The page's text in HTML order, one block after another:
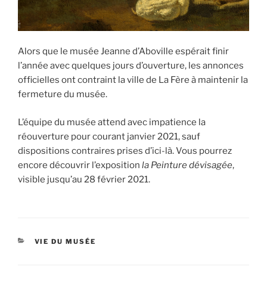
Alors que le musée Jeanne d’Aboville espérait finir
l’année avec quelques jours d’ouverture, les annonces
officielles ont contraint la ville de La Fère à maintenir la
fermeture du musée.
L’équipe du musée attend avec impatience la
réouverture pour courant janvier 2021, sauf
dispositions contraires prises d’ici-là. Vous pourrez
encore découvrir l’exposition la Peinture dévisagée,
visible jusqu’au 28 février 2021.
CATÉGORIES
VIE DU MUSÉE